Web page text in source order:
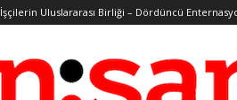
İşçilerin Uluslararası Birliği – Dördüncü